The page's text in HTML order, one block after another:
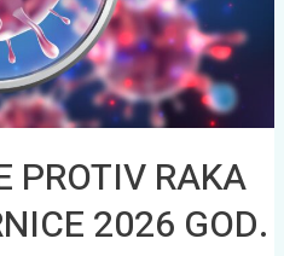
PROTIV RAKA
2026 GOD.